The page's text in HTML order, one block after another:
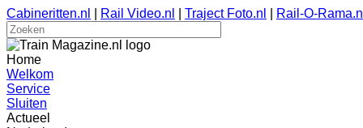
Cabineritten.nl Rail Video.nl Traject Foto.nl Rail-O-
Home
Welkom
Service
Sluiten
Actueel